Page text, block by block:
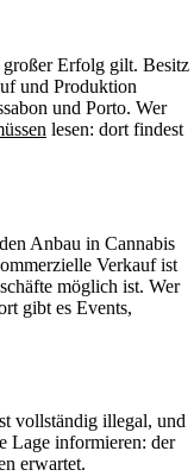
großer Erfolg gilt. Besitz
und Produktion
und Porto. Wer
lesen: dort findest
Anbau in Cannabis
Verkauf ist
möglich ist. Wer
gibt es Events,
vollständig illegal, und
Lage informieren: der
erwartet.